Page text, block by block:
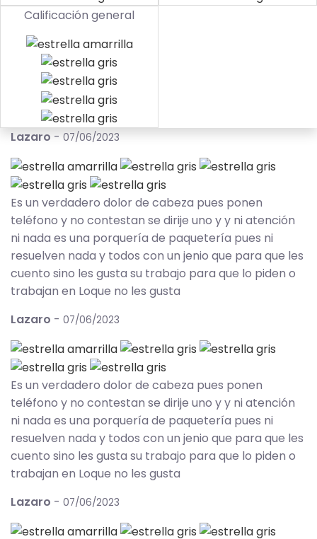
Calificación general
Lazaro - 07/06/2023
Es un verdadero dolor de cabeza pues ponen
teléfono y no contestan se dirije uno y y ni atención
ni nada es una porquería de paquetería pues ni
resuelven nada y todos con un jenio que para que les
cuento sino les gusta su trabajo para que lo piden o
trabajan en Loque no les gusta
Lazaro - 07/06/2023
Es un verdadero dolor de cabeza pues ponen
teléfono y no contestan se dirije uno y y ni atención
ni nada es una porquería de paquetería pues ni
resuelven nada y todos con un jenio que para que les
cuento sino les gusta su trabajo para que lo piden o
trabajan en Loque no les gusta
Lazaro - 07/06/2023